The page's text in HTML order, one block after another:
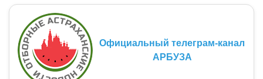
Официальный телеграм-канал
АРБУЗА